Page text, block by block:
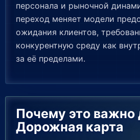
персонала и рыночной
переход меняет модели
ожидания клиентов,
конкурентную среду как
за её пределами.
Почему это важно
Дорожная карта